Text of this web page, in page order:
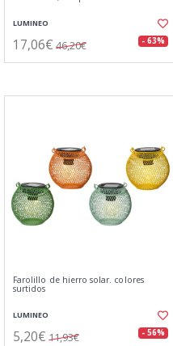
LUMINEO
17,06€ 46,20€ - 63%
Farolillo de hierro solar. colores
surtidos
LUMINEO
5,20€ 11,93€ - 56%